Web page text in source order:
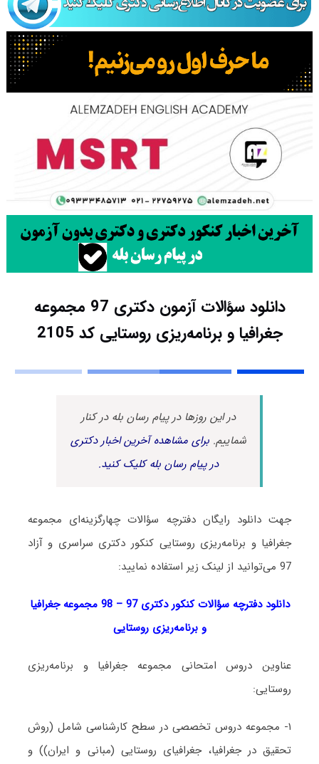
دانلود سؤالات آزمون دکتری 97 مجموعه
جغرافیا و برنامه‌ریزی روستایی کد 2105
در این روزها در پیام رسان بله در کنار
شماییم.برای مشاهده آخرین اخبار دکتری
در پیام رسان بله کلیک کنید.
جهت دانلود رایگان دفترچه سؤالات چهارگزینه‌ای مجموعه
جغرافیا و برنامه‌ریزی روستایی کنکور دکتری سراسری و آزاد
97 می‌توانید از لینک زیر استفاده نمایید:
دانلود دفترچه سؤالات کنکور دکتری 97 – 98 مجموعه جغرافیا
و برنامه‌ریزی روستایی
عناوین دروس امتحانی مجموعه جغرافیا و برنامه‌ریزی
روستایی:
۱- مجموعه دروس تخصصی در سطح کارشناسی شامل (روش
تحقیق در جغرافیا، جغرافیای روستایی (مبانی و ایران)) و